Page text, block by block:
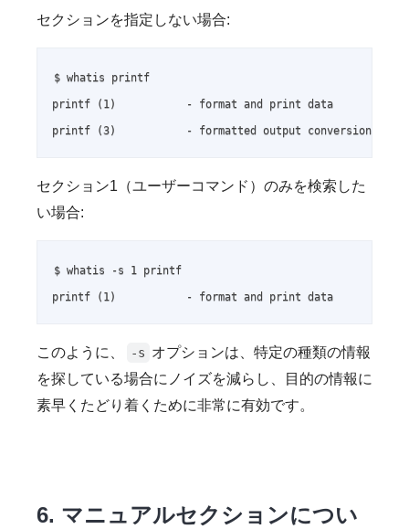
セクションを指定しない場合:
$ whatis printf
printf (1)           - format and print data
printf (3)           - formatted output conversion
セクション1（ユーザーコマンド）のみを検索した
い場合:
$ whatis -s 1 printf
printf (1)           - format and print data
このように、 -s オプションは、特定の種類の情報
を探している場合にノイズを減らし、目的の情報に
素早くたどり着くために非常に有効です。
6. マニュアルセクションについ